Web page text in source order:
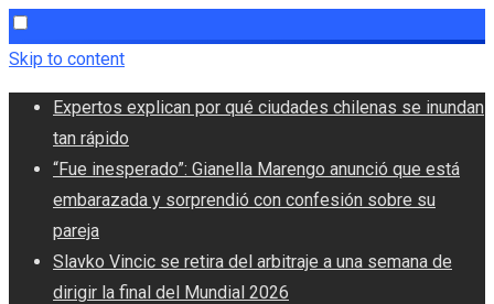
Skip to content
Expertos explican por qué ciudades chilenas se inundan
tan rápido
“Fue inesperado”: Gianella Marengo anunció que está
embarazada y sorprendió con confesión sobre su
pareja
Slavko Vincic se retira del arbitraje a una semana de
dirigir la final del Mundial 2026